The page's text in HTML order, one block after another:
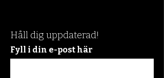
Håll dig uppdaterad!
Fyll i din e-post här